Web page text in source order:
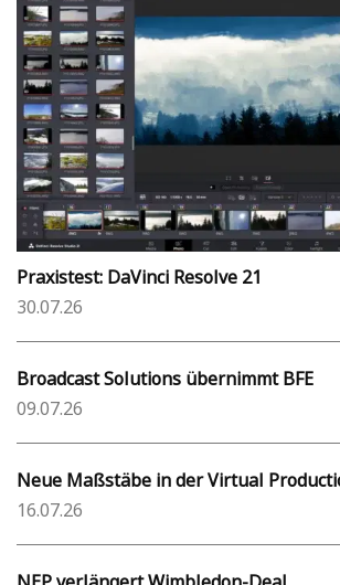
Praxistest: DaVinci Resolve 21
30.07.26
Broadcast Solutions übernimmt BFE
09.07.26
Neue Maßstäbe in der Virtual
16.07.26